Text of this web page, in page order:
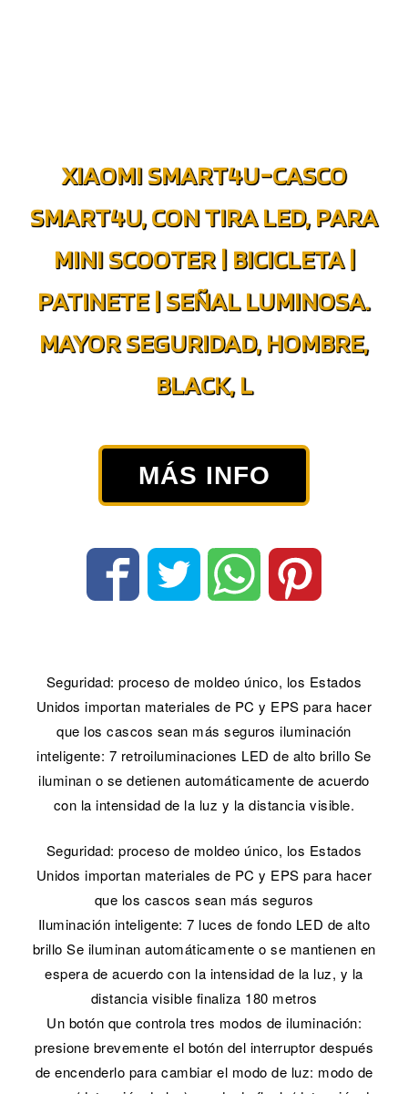
XIAOMI SMART4U-CASCO
SMART4U, CON TIRA LED, PARA
MINI SCOOTER | BICICLETA |
PATINETE | SEÑAL LUMINOSA.
MAYOR SEGURIDAD, HOMBRE,
BLACK, L
MÁS INFO
Seguridad: proceso de moldeo único, los Estados
Unidos importan materiales de PC y EPS para hacer
que los cascos sean más seguros iluminación
inteligente: 7 retroiluminaciones LED de alto brillo Se
iluminan o se detienen automáticamente de acuerdo
con la intensidad de la luz y la distancia visible.
Seguridad: proceso de moldeo único, los Estados
Unidos importan materiales de PC y EPS para hacer
que los cascos sean más seguros
Iluminación inteligente: 7 luces de fondo LED de alto
brillo Se iluminan automáticamente o se mantienen en
espera de acuerdo con la intensidad de la luz, y la
distancia visible finaliza 180 metros
Un botón que controla tres modos de iluminación:
presione brevemente el botón del interruptor después
de encenderlo para cambiar el modo de luz: modo de